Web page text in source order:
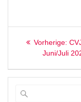
Vorherige:
Juni/Juli